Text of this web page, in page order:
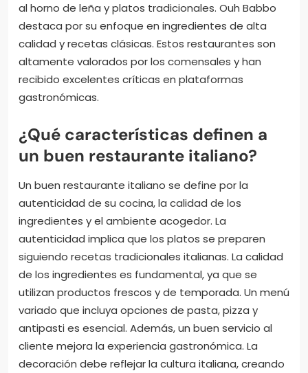
al horno de leña y platos tradicionales. Ouh Babbo
destaca por su enfoque en ingredientes de alta
calidad y recetas clásicas. Estos restaurantes son
altamente valorados por los comensales y han
recibido excelentes críticas en plataformas
gastronómicas.
¿Qué características definen a
un buen restaurante italiano?
Un buen restaurante italiano se define por la
autenticidad de su cocina, la calidad de los
ingredientes y el ambiente acogedor. La
autenticidad implica que los platos se preparen
siguiendo recetas tradicionales italianas. La calidad
de los ingredientes es fundamental, ya que se
utilizan productos frescos y de temporada. Un menú
variado que incluya opciones de pasta, pizza y
antipasti es esencial. Además, un buen servicio al
cliente mejora la experiencia gastronómica. La
decoración debe reflejar la cultura italiana, creando